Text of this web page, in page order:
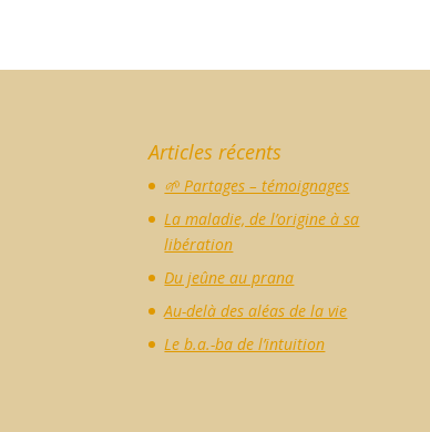
Articles récents
🌱 Partages – témoignages
La maladie, de l’origine à sa
libération
Du jeûne au prana
Au-delà des aléas de la vie
Le b.a.-ba de l’intuition